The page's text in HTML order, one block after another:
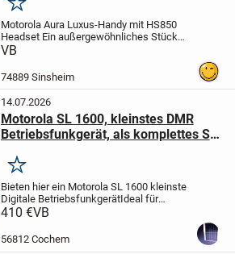
Merken
Motorola Aura Luxus-Handy mit HS850
HeadsetEin außergewöhnliches Stück
Mobiltechnologie: das Motorola Aura im
mit zeitloser Ästhetik. Ein besonderes
Merkmal...
VB
74889 Sinsheim
14.07.2026
Motorola SL 1600, kleinstes DMR
Betriebsfunkgerät, als komplettes Set
Merken
Bieten hier ein Motorola SL 1600 kleinste
Digitale BetriebsfunkgerätIdeal für
sichere Kommunikation zwischen Büro
Landwirtschaft
Versorgungsberieche
410 €VB
56812 Cochem